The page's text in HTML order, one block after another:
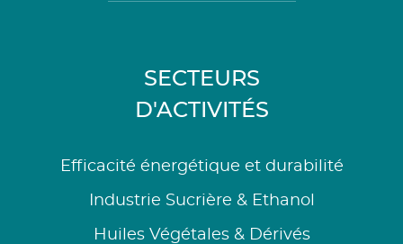
SECTEURS
D'ACTIVITÉS
Efficacité énergétique et durabilité
Industrie Sucrière & Ethanol
Huiles Végétales & Dérivés